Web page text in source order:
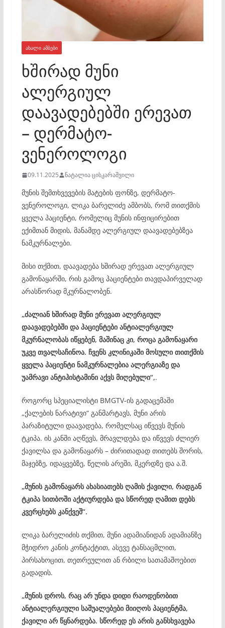
ᲐᲮᲐᲚᲘ ᲐᲛᲑᲔᲑᲘ
ხშირად მუნი
ალერგიულ
დაავადებებში ერევათ
– დერმატო-
ვენეროლოგი
09.11.2025 ნატალია ცისკარაშვილი
მუნის შემთხვევების მატების ფონზე, დერმატო-
ვენეროლოგი, ლიკა ბარელიძე ამბობს, რომ თითქმის
ყველა პაციენტი, რომელიც მუნის ინფიცირებით
ექიმთან მიდის, მანამდე ალერგიულ დაავადებებზეა
ნამკურნალები.
მისი თქმით, დაავადება ხშირად ერევათ ალერგიულ
გამონაყარში, რის გამოც პაციენტები თავდაპირველად
არასწორად მკურნალობენ.
„ძალიან ხშირად მუნი ერევათ ალერგიულ
დაავადებებში და პაციენტები ანტიალერგიულ
მკურნალობას იწყებენ, მაშინაც კი, როცა გამონაყარი
უკვე თვალსაჩინოა. ჩვენს კლინიკაში მოსული თითქმის
ყველა პაციენტი ნამკურნალებია ალერგიაზე და
უამრავი ანტიჰისტამინი აქვს მიღებული“,.
როგორც სპეციალისტი BMGTV-ის გადაცემაში
„ქალების ნარატივი“ განმარტავს, მუნი არის
პარაზიტული დაავადება, რომელსაც იწვევს მუნის
ტკიპა. ის კანში აღწევს, მრავლდება და იწვევს ძლიერ
ქავილსა და გამონაყარს – ძირითადად თითებს შორის,
მაჯებზე, იდაყვებზე, წელის არეში, მკერდზე და ა.შ.
„მუნის გამონაყარს ახასიათებს ღამის ქავილი, რადგან
ტკიპა სითბოში აქტიურდება და სწორედ ღამით დებს
კვერცხებს კანქვეშ“.
ლიკა ბარელიძის თქმით, მუნი ადამიანიდან ადამიანზე
მჭიდრო კანის კონტაქტით, ასევე ტანსაცმლით,
პირსახოცით, თეთრეულით ან რბილი სათამაშოებით
გადადის.
„მუნის დროს, რაც არ უნდა დიდი რაოდენობით
ანტიალერგიული საშუალებები მიიღოს პაციენტმა,
ქავილი არ წყნარდება. სწორედ ეს არის განსხვავება